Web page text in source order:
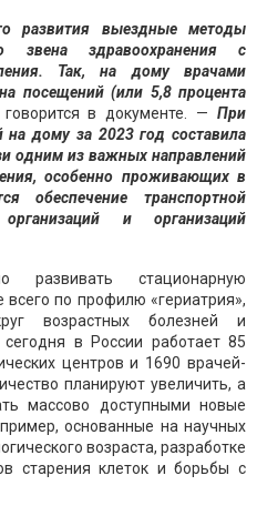
развития выездные методы
звена здравоохранения с
Так, на дому врачами
посещений (или 5,8 процента
в документе. — При
на дому за 2023 год составила
одним из важных направлений
особенно проживающих в
обеспечение транспортной
и организаций
развивать стационарную
по профилю «гериатрия»,
возрастных болезней и
в России работает 85
центров и 1690 врачей-
планируют увеличить, а
массово доступными новые
основанные на научных
возраста, разработке
старения клеток и борьбы с